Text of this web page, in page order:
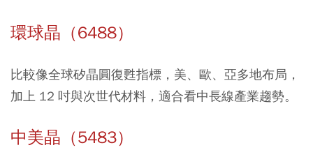
環球晶（6488）
比較像全球矽晶圓復甦指標，美、歐、亞多地布局，
加上 12 吋與次世代材料，適合看中長線產業趨勢。
中美晶（5483）